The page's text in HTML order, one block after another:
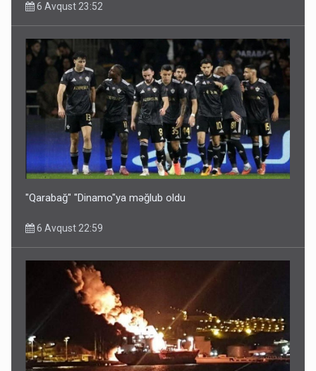
Bu ölkələrə şəxsiyyət vəsiqəsi ilə gedə biləcəksiniz -
SİYAHI
6 Avqust 10:53
Ərdoğana sui-qəsd planının iştirakçısı detalları açıqladı
6 Avqust 23:52
"Qarabağ" "Dinamo"ya məğlub oldu
6 Avqust 22:59